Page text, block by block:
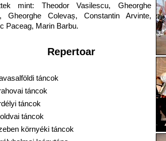
mint: Theodor Vasilescu, Gheorghe
Gheorghe Colevaș, Constantin Arvinte,
Paceag, Marin Barbu.
Repertoar
táncok
táncok
táncok
táncok
környéki táncok